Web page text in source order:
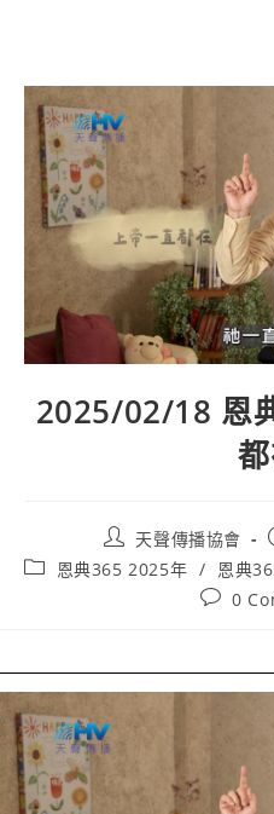
2025/02/18 恩
Post
author:
天聲傳播協會
Post恩典365 2025年 / 恩典
Post0